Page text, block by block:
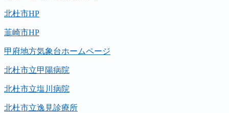
北杜市HP
韮崎市HP
甲府地方気象台ホームページ
北杜市立甲陽病院
北杜市立塩川病院
北杜市立逸見診療所